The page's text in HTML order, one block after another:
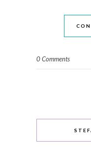
0 Comments